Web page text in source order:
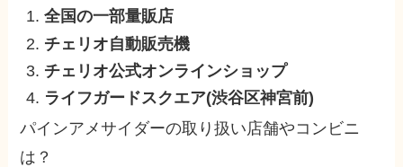
全国の一部量販店
チェリオ自動販売機
チェリオ公式オンラインショップ
ライフガードスクエア(渋谷区神宮前)
パインアメサイダーの取り扱い店舗やコンビニ
は？